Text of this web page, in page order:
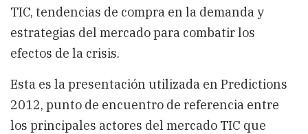
TIC, tendencias de compra en la demanda y
estrategias del mercado para combatir los
efectos de la crisis.
Esta es la presentación utilizada en Predictions
2012, punto de encuentro de referencia entre
los principales actores del mercado TIC que